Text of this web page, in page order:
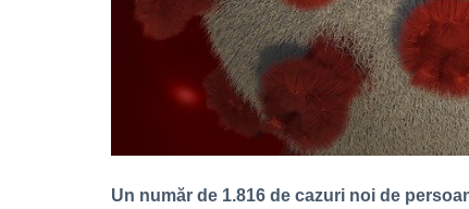
Un număr de 1.816 de cazuri noi de